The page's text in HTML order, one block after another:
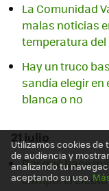
La Comunidad
malas noticias
temperatura del
Hay un truco
sandía elegir en
blanca o no
21 julio
Por qué hace
campo: el
Utilizamos cookies
de audiencia y
analizando tu
aceptando su uso.